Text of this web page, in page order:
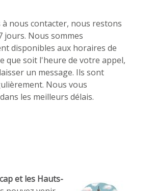
nous contacter, nous restons
jours. Nous sommes
disponibles aux horaires de
que soit l'heure de votre appel,
un message. Ils sont
Nous vous
les meilleurs délais.
et les Hauts-